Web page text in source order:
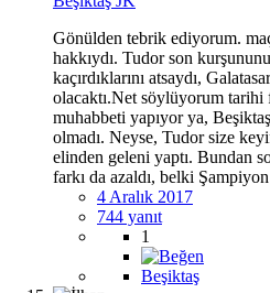
Gönülden tebrik ediyorum.
hakkıydı. Tudor son
kaçırdıklarını atsaydı,
olacaktı.Net söylüyorum
muhabbeti yapıyor ya,
olmadı. Neyse, Tudor size
elinden geleni yaptı. Bundan
farkı da azaldı, belki
4 Aralık 2017
744 yanıt
1
Beşiktaş